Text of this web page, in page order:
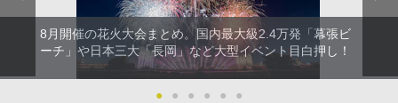
8月開催の花火大会まとめ。国内最大級2.4万発「幕張ビ
ーチ」や日本三大「長岡」など大型イベント目白押し！
● ● ● ● ● ●